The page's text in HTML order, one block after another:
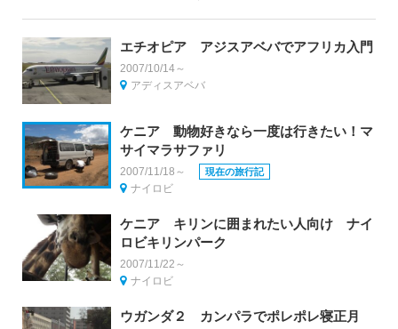
エチオピア アジスアベバでアフリカ入門
2007/10/14～
アディスアベバ
ケニア 動物好きなら一度は行きたい！マ
サイマラサファリ
2007/11/18～ 現在の旅行記
ナイロビ
ケニア キリンに囲まれたい人向け ナイ
ロビキリンパーク
2007/11/22～
ナイロビ
ウガンダ２ カンパラでポレポレ寝正月